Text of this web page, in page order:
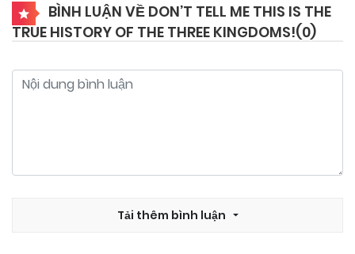
BÌNH LUẬN VỀ DON’T TELL ME THIS IS THE
TRUE HISTORY OF THE THREE KINGDOMS!(0)
Tải thêm bình luận